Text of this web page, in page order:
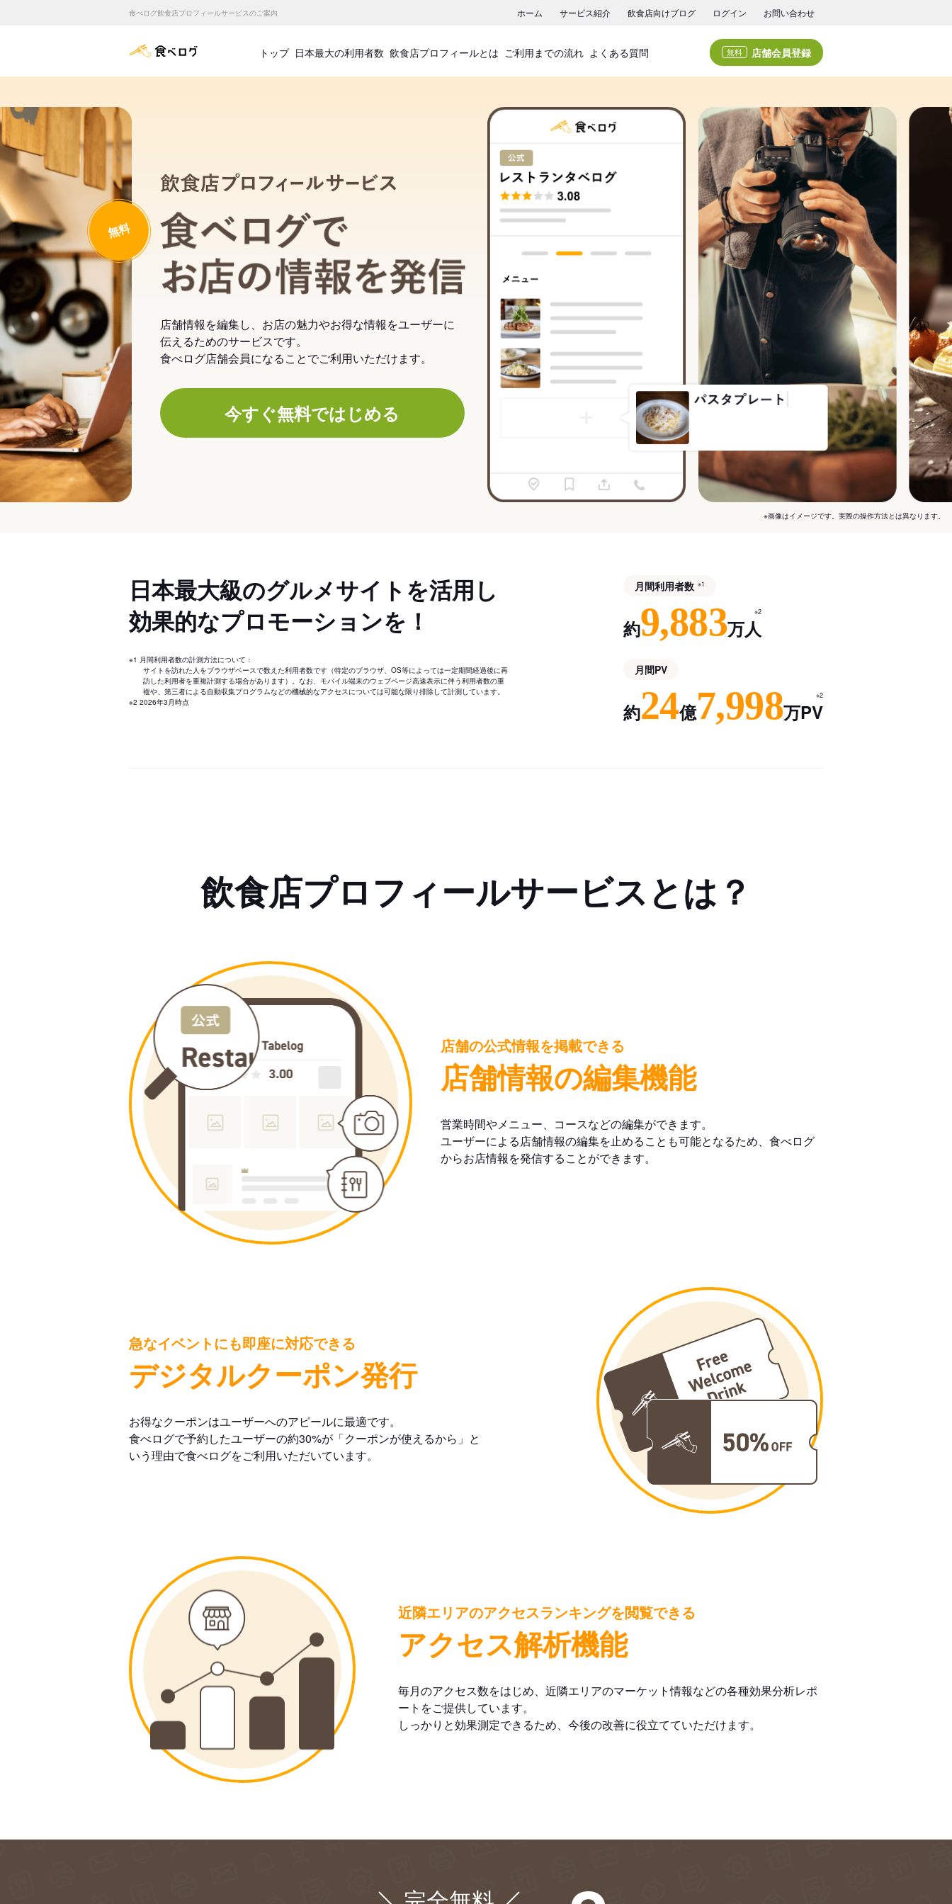
食べログ飲食店プロフィールサービスのご案内 ホーム サービス紹介 飲食店向けブログ ログイン お問い合わせ
食べログ店舗管理画面
トップ 日本最大の利用者数 飲食店プロフィールとは ご利用までの流れ よくある質問 無料 店舗会員登録
飲食店プロフィールサービス
食べログでお店の情報を発信
無料
店舗情報を編集し、お店の魅力やお得な情報をユーザーに
伝えるためのサービスです。
食べログ店舗会員になることでご利用いただけます。
今すぐ無料ではじめる
※画像はイメージです。実際の操作方法とは異なります。
日本最大級のグルメサイトを活用し
効果的なプロモーションを！
※1 月間利用者数の計測方法について：
サイトを訪れた人をブラウザベースで数えた利用者数です（特定のブラウザ、OS等によっては一定期間経過後に再
訪した利用者を重複計測する場合があります）。なお、モバイル端末のウェブページ高速表示に伴う利用者数の重
複や、第三者による自動収集プログラムなどの機械的なアクセスについては可能な限り排除して計測しています。
※2 2026年3月時点
月間利用者数 ※1
約9,883万人
※2
月間PV
約24億7,998万PV
※2
飲食店プロフィールサービスとは？
店舗の公式情報を掲載できる
店舗情報の編集機能
営業時間やメニュー、コースなどの編集ができます。
ユーザーによる店舗情報の編集を止めることも可能となるため、食べログ
からお店情報を発信することができます。
急なイベントにも即座に対応できる
デジタルクーポン発行
お得なクーポンはユーザーへのアピールに最適です。
食べログで予約したユーザーの約30%が「クーポンが使えるから」と
いう理由で食べログをご利用いただいています。
近隣エリアのアクセスランキングを閲覧できる
アクセス解析機能
毎月のアクセス数をはじめ、近隣エリアのマーケット情報などの各種効果分析レポ
ートをご提供しています。
しっかりと効果測定できるため、今後の改善に役立てていただけます。